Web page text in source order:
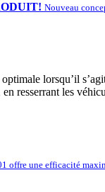
Nouveau
lorsqu’il
resserrant les
offre une efficacité